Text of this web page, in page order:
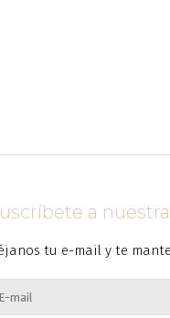
a
tu e-mail y te